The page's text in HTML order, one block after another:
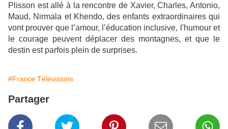
Plisson est allé à la rencontre de Xavier, Charles, Antonio,
Maud, Nirmala et Khendo, des enfants extraordinaires qui
vont prouver que l’amour, l’éducation inclusive, l'humour et
le courage peuvent déplacer des montagnes, et que le
destin est parfois plein de surprises.
#France Télévisions
Partager